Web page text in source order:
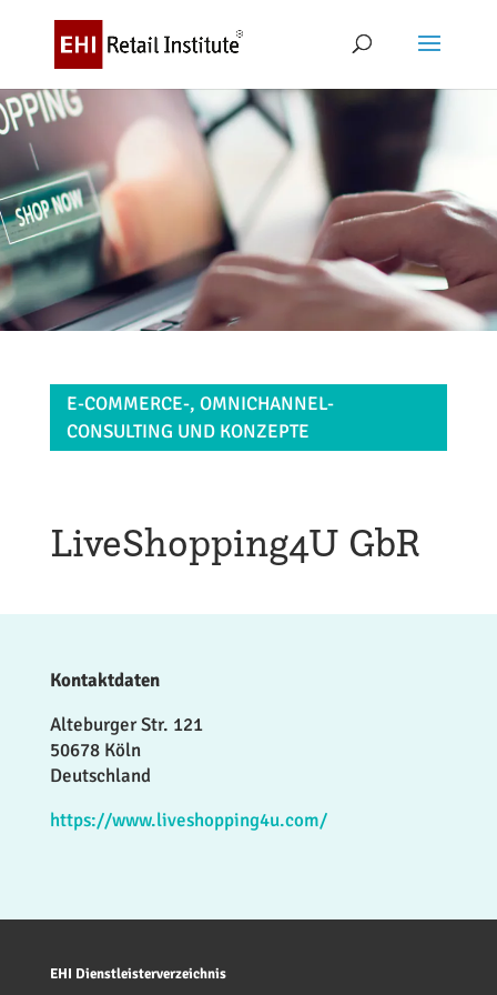
E-COMMERCE-, OMNICHANNEL-
CONSULTING UND KONZEPTE
LiveShopping4U GbR
Kontaktdaten
Alteburger Str. 121
50678 Köln
Deutschland
https://www.liveshopping4u.com/
EHI Dienstleisterverzeichnis